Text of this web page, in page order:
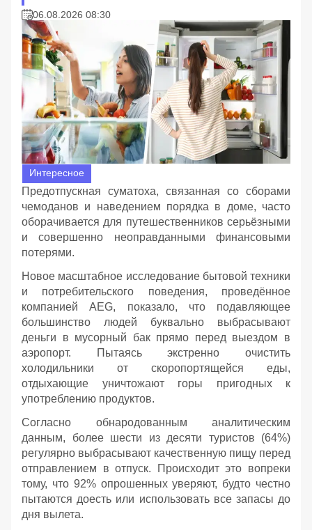
06.08.2026 08:30
Интересное
Предотпускная суматоха, связанная со сборами
чемоданов и наведением порядка в доме, часто
оборачивается для путешественников серьёзными
и совершенно неоправданными финансовыми
потерями.
Новое масштабное исследование бытовой техники
и потребительского поведения, проведённое
компанией AEG, показало, что подавляющее
большинство людей буквально выбрасывают
деньги в мусорный бак прямо перед выездом в
аэропорт. Пытаясь экстренно очистить
холодильники от скоропортящейся еды,
отдыхающие уничтожают горы пригодных к
употреблению продуктов.
Согласно обнародованным аналитическим
данным, более шести из десяти туристов (64%)
регулярно выбрасывают качественную пищу перед
отправлением в отпуск. Происходит это вопреки
тому, что 92% опрошенных уверяют, будто честно
пытаются доесть или использовать все запасы до
дня вылета.